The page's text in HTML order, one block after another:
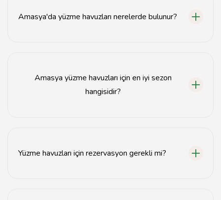
Amasya'da yüzme havuzları nerelerde bulunur?
Amasya yüzme havuzları için en iyi sezon
hangisidir?
Yüzme havuzları için rezervasyon gerekli mi?